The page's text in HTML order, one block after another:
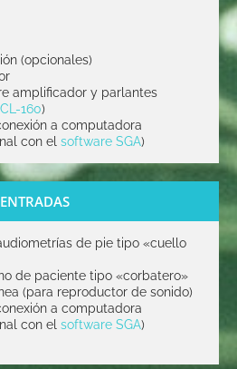
(opcionales)
amplificador y parlantes
CL-160)
a computadora
con el software SGA)
ENTRADAS
de pie tipo «cuello
de paciente tipo «corbatero»
(para reproductor de sonido)
a computadora
con el software SGA)